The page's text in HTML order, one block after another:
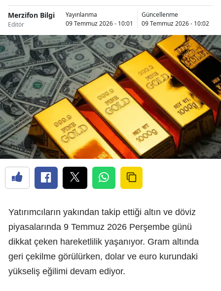
Merzifon Bilgi
Editör
Yayınlanma
09 Temmuz 2026 - 10:01
Güncellenme
09 Temmuz 2026 - 10:02
Yatırımcıların yakından takip ettiği altın ve döviz
piyasalarında 9 Temmuz 2026 Perşembe günü
dikkat çeken hareketlilik yaşanıyor. Gram altında
geri çekilme görülürken, dolar ve euro kurundaki
yükseliş eğilimi devam ediyor.